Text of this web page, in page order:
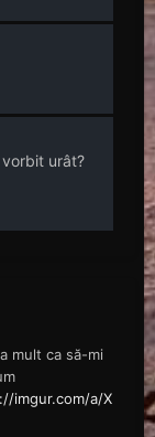
urât?
mult ca să-mi
imgur.com/a/X